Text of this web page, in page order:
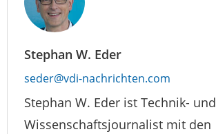
Stephan W. Eder
seder@vdi-nachrichten.com
Stephan W. Eder ist Technik- und
Wissenschaftsjournalist mit den